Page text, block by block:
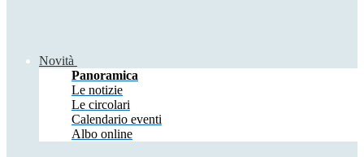
Novità
Panoramica
Le notizie
Le circolari
Calendario eventi
Albo online